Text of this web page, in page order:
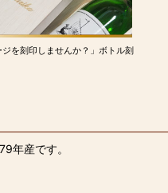
を刻印しませんか？」ボトル刻
年産です。